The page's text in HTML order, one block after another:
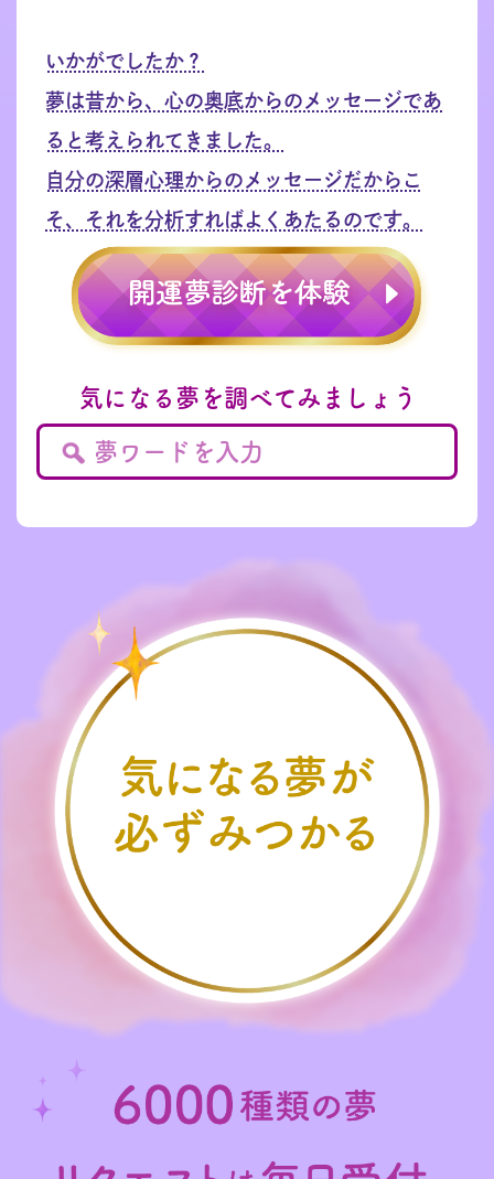
いかがでしたか？
夢は昔から、心の奥底からのメッセージであ
ると考えられてきました。
自分の深層心理からのメッセージだからこ
そ、それを分析すればよくあたるのです。
気になる夢を調べてみましょう